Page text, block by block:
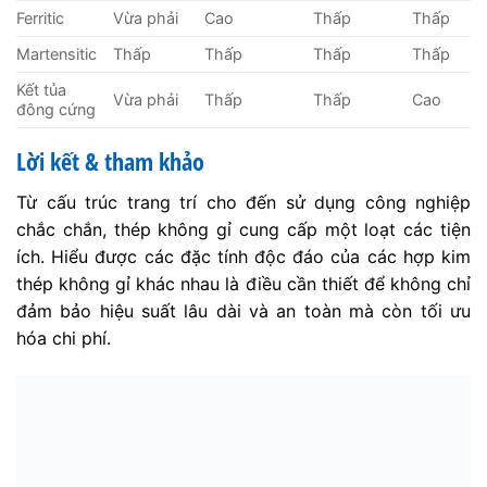
Ferritic Vừa phải Cao Thấp
Thấp
Martensitic
Thấp Thấp Thấp
Thấp
Kết tủa
đông cứng
Vừa phải Thấp Thấp Cao
Lời kết & tham khảo
Từ cấu trúc trang trí cho đến sử dụng công nghiệp
chắc chắn, thép không gỉ cung cấp một loạt các tiện
ích. Hiểu được các đặc tính độc đáo của các hợp kim
thép không gỉ khác nhau là điều cần thiết để không chỉ
đảm bảo hiệu suất lâu dài và an toàn mà còn tối ưu
hóa chi phí.